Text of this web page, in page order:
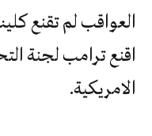
العواقب لم تقنع
اقنع ترامب لجنة
الامريكية.